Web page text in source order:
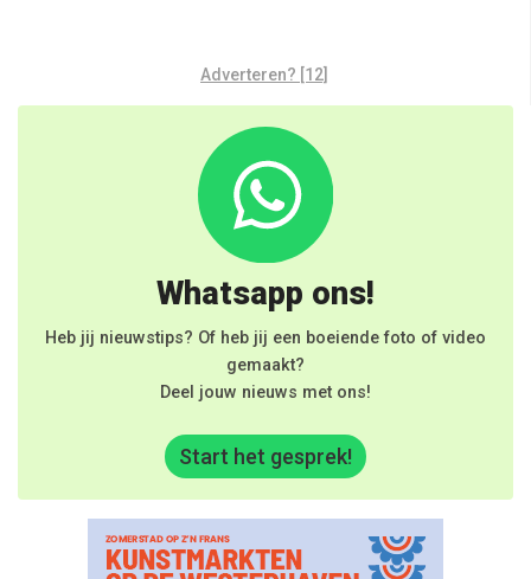
Adverteren? [12]
Whatsapp ons!
Heb jij nieuwstips? Of heb jij een boeiende foto of video
gemaakt?
Deel jouw nieuws met ons!
Start het gesprek!